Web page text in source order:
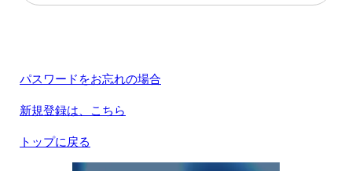
パスワードをお忘れの場合
新規登録は、こちら
トップに戻る